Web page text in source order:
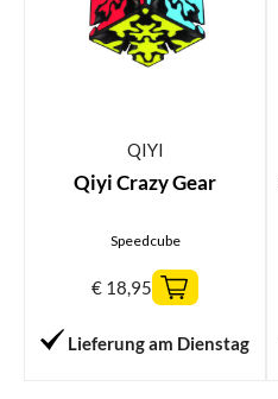
QIYI
Qiyi Crazy Gear
Speedcube
€ 18,95
Lieferung am Dienstag